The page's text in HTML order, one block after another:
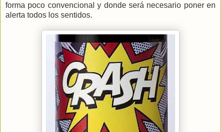
forma poco convencional y donde será necesario poner en
alerta todos los sentidos.